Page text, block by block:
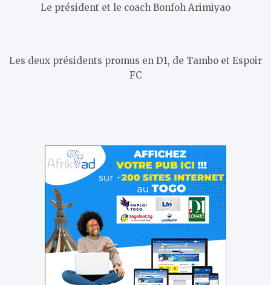
Le président et le coach Bonfoh Arimiyao
Les deux présidents promus en D1, de Tambo et Espoir
FC